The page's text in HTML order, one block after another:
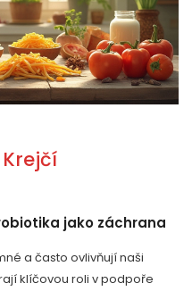
jako záchrana
a často ovlivňují naši
klíčovou roli v podpoře